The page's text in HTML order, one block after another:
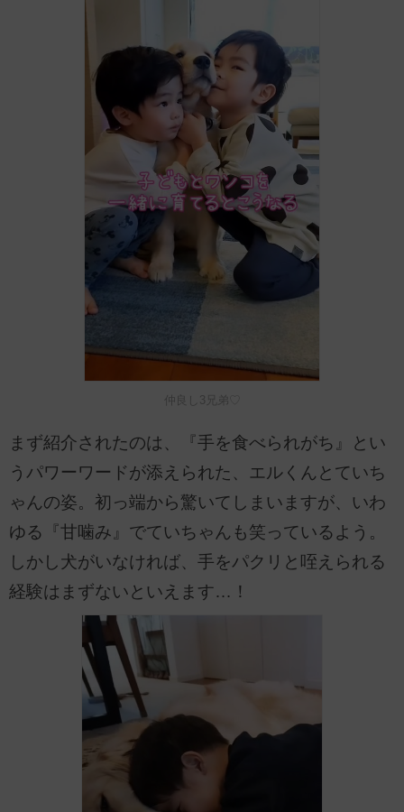
仲良し3兄弟♡
まず紹介されたのは、『手を食べられがち』とい
うパワーワードが添えられた、エルくんとていち
ゃんの姿。初っ端から驚いてしまいますが、いわ
ゆる『甘噛み』でていちゃんも笑っているよう。
しかし犬がいなければ、手をパクリと咥えられる
経験はまずないといえます…！